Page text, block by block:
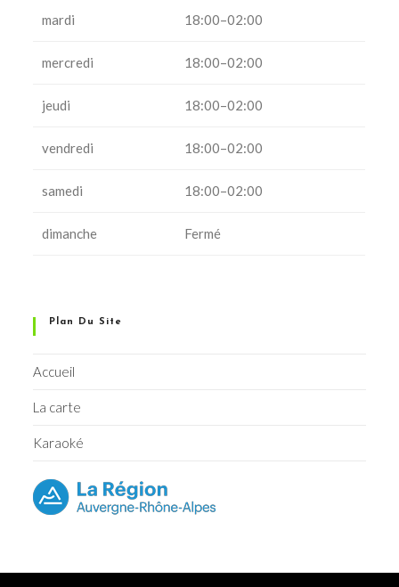
mardi 18:00–02:00
mercredi 18:00–02:00
jeudi 18:00–02:00
vendredi 18:00–02:00
samedi 18:00–02:00
dimanche Fermé
Plan Du Site
Accueil
La carte
Karaoké